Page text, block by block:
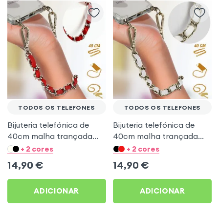
TODOS OS TELEFONES
Bijuteria telefónica de
40cm malha trançada
prateada - vermelho
+ 2 cores
14,90 €
ADICIONAR
TODOS OS TELEFONES
Bijuteria telefónica de
40cm malha trançada
dourada - branco
+ 2 cores
14,90 €
ADICIONAR